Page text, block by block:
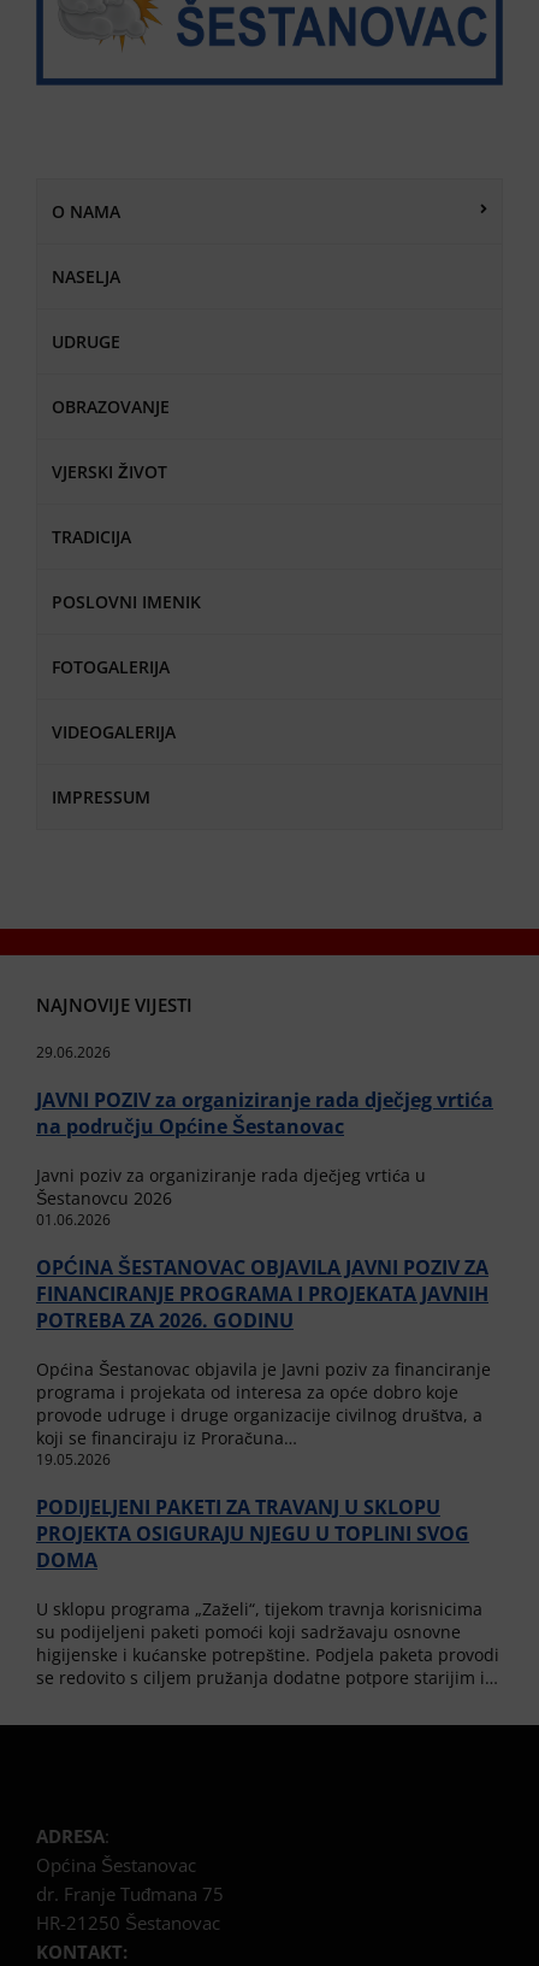
O NAMA
NASELJA
UDRUGE
OBRAZOVANJE
VJERSKI ŽIVOT
TRADICIJA
POSLOVNI IMENIK
FOTOGALERIJA
VIDEOGALERIJA
IMPRESSUM
NAJNOVIJE VIJESTI
29.06.2026
JAVNI POZIV za organiziranje rada dječjeg vrtića
na području Općine Šestanovac
Javni poziv za organiziranje rada dječjeg vrtića u
Šestanovcu 2026
01.06.2026
OPĆINA ŠESTANOVAC OBJAVILA JAVNI POZIV ZA
FINANCIRANJE PROGRAMA I PROJEKATA JAVNIH
POTREBA ZA 2026. GODINU
Općina Šestanovac objavila je Javni poziv za financiranje
programa i projekata od interesa za opće dobro koje
provode udruge i druge organizacije civilnog društva, a
koji se financiraju iz Proračuna…
19.05.2026
PODIJELJENI PAKETI ZA TRAVANJ U SKLOPU
PROJEKTA OSIGURAJU NJEGU U TOPLINI SVOG
DOMA
U sklopu programa „Zaželi“, tijekom travnja korisnicima
su podijeljeni paketi pomoći koji sadržavaju osnovne
higijenske i kućanske potrepštine. Podjela paketa provodi
se redovito s ciljem pružanja dodatne potpore starijim i…
ADRESA:
Općina Šestanovac
dr. Franje Tuđmana 75
HR-21250 Šestanovac
KONTAKT: